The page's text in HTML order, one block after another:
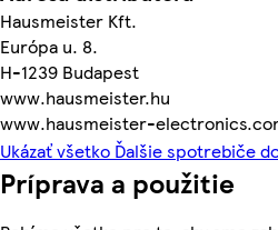
Hausmeister Kft.
Európa u. 8.
H-1239 Budapest
www.hausmeister.hu
www.hausmeister-
Ukázať všetko Ďalšie spotrebiče
Príprava a použitie